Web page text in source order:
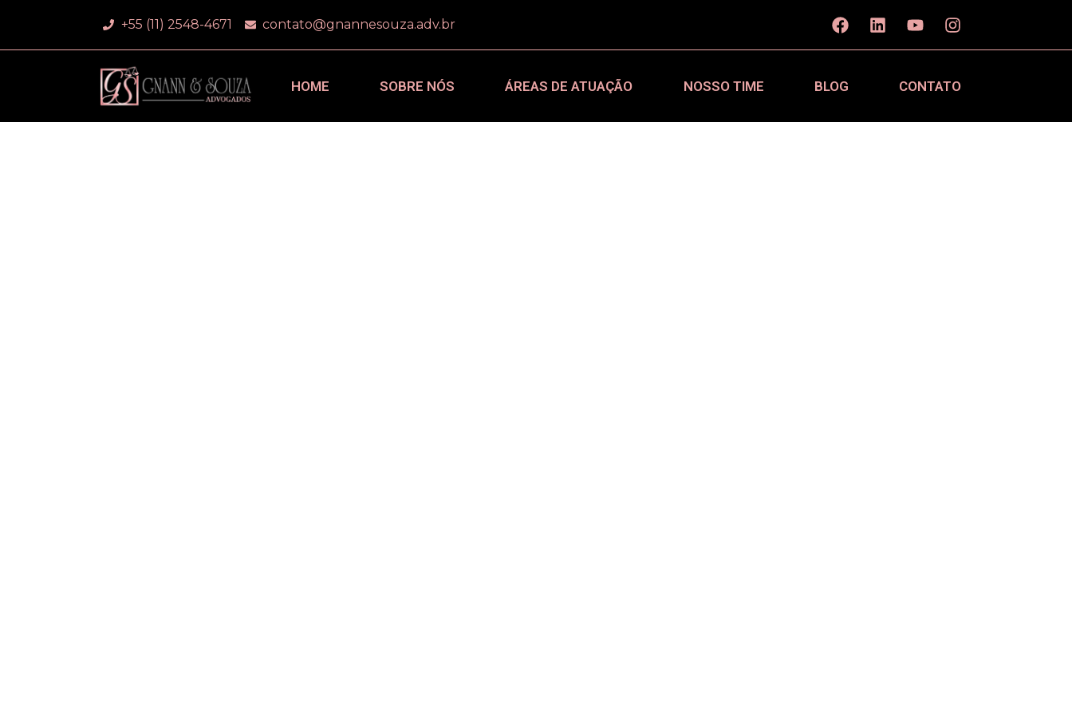
+55 (11) 2548-4671 contato@gnannesouza.adv.br
HOME SOBRE NÓS ÁREAS DE ATUAÇÃO NOSSO TIME BLOG CONTATO